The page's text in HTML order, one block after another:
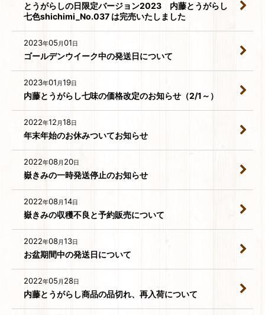
とうがらしの日限定バージョン2023 内藤とうがらし
七色shichimi_No.037 は完売いたしました
2023年05 月01日
ゴールデンウイーク中の発送日について
2023年01 月19日
内藤とうがらし七味の価格改定のお知らせ（2/1～）
2022年12 月18日
年末年始のお休みついてお知らせ
2022年08月 20日
嶽きみの一時発送停止のお知らせ
2022年08月14日
嶽きみの収穫不良と予約販売について
2022年08月13日
お盆期間中の発送日について
2022年05 月 28日
内藤とうがらし商品の品切れ、再入荷について